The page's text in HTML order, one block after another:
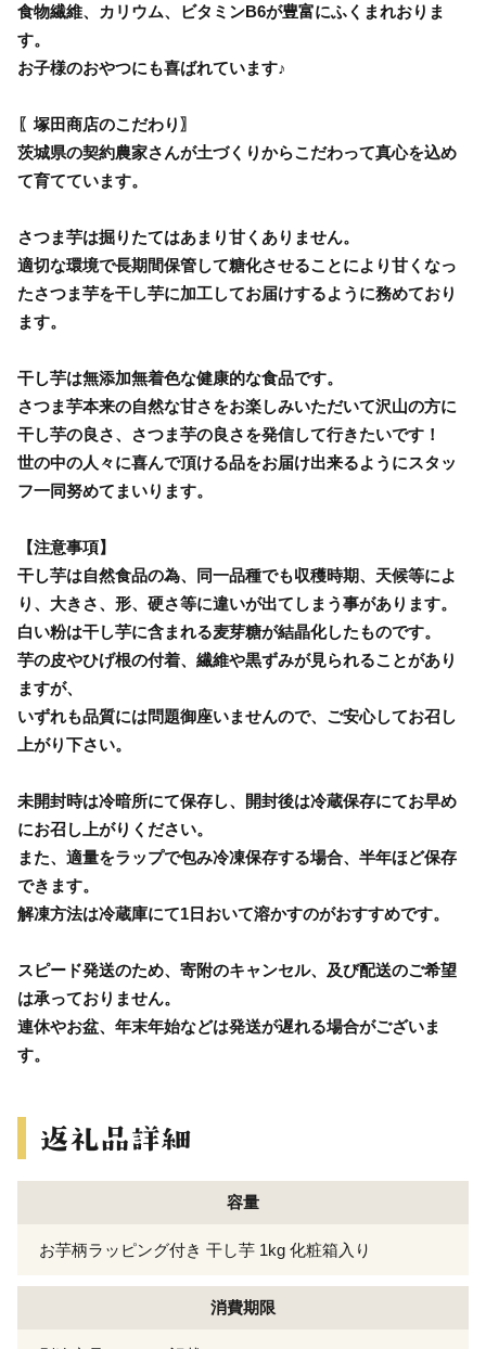
食物繊維、カリウム、ビタミンB6が豊富にふくまれおりま
す。
お子様のおやつにも喜ばれています♪
〖塚田商店のこだわり〗
茨城県の契約農家さんが土づくりからこだわって真心を込め
て育てています。
さつま芋は掘りたてはあまり甘くありません。
適切な環境で長期間保管して糖化させることにより甘くなっ
たさつま芋を干し芋に加工してお届けするように務めており
ます。
干し芋は無添加無着色な健康的な食品です。
さつま芋本来の自然な甘さをお楽しみいただいて沢山の方に
干し芋の良さ、さつま芋の良さを発信して行きたいです！
世の中の人々に喜んで頂ける品をお届け出来るようにスタッ
フ一同努めてまいります。
【注意事項】
干し芋は自然食品の為、同一品種でも収穫時期、天候等によ
り、大きさ、形、硬さ等に違いが出てしまう事があります。
白い粉は干し芋に含まれる麦芽糖が結晶化したものです。
芋の皮やひげ根の付着、繊維や黒ずみが見られることがあり
ますが、
いずれも品質には問題御座いませんので、ご安心してお召し
上がり下さい。
未開封時は冷暗所にて保存し、開封後は冷蔵保存にてお早め
にお召し上がりください。
また、適量をラップで包み冷凍保存する場合、半年ほど保存
できます。
解凍方法は冷蔵庫にて1日おいて溶かすのがおすすめです。
スピード発送のため、寄附のキャンセル、及び配送のご希望
は承っておりません。
連休やお盆、年末年始などは発送が遅れる場合がございま
す。
容量
お芋柄ラッピング付き 干し芋 1kg 化粧箱入り
消費期限